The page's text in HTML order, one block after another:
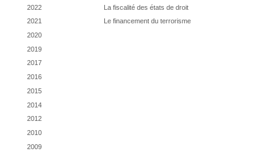
2022
2021
2020
2019
2017
2016
2015
2014
2012
2010
2009
La fiscalité des états de droit
Le financement du terrorisme